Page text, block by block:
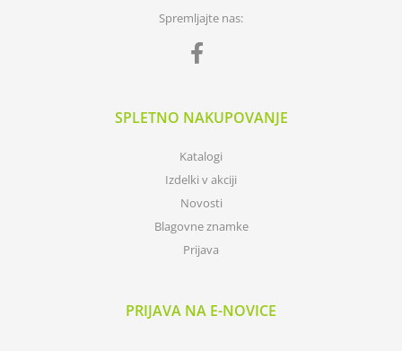
Spremljajte nas:
SPLETNO NAKUPOVANJE
Katalogi
Izdelki v akciji
Novosti
Blagovne znamke
Prijava
PRIJAVA NA E-NOVICE